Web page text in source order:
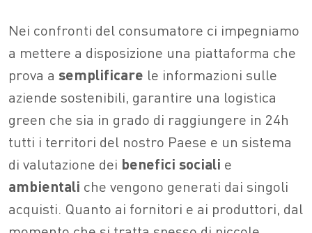
Nei confronti del consumatore ci impegniamo
a mettere a disposizione una piattaforma che
prova a semplificare le informazioni sulle
aziende sostenibili, garantire una logistica
green che sia in grado di raggiungere in 24h
tutti i territori del nostro Paese e un sistema
di valutazione dei benefici sociali e
ambientali che vengono generati dai singoli
acquisti. Quanto ai fornitori e ai produttori, dal